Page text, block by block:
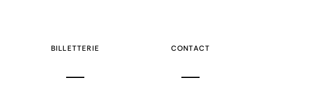
BILLETTERIE CONTACT